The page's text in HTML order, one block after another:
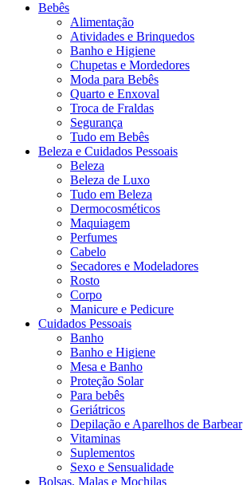
Bebês
Alimentação
Atividades e Brinquedos
Banho e Higiene
Chupetas e Mordedores
Moda para Bebês
Quarto e Enxoval
Troca de Fraldas
Segurança
Tudo em Bebês
Beleza e Cuidados Pessoais
Beleza
Beleza de Luxo
Tudo em Beleza
Dermocosméticos
Maquiagem
Perfumes
Cabelo
Secadores e Modeladores
Rosto
Corpo
Manicure e Pedicure
Cuidados Pessoais
Banho
Banho e Higiene
Mesa e Banho
Proteção Solar
Para bebês
Geriátricos
Depilação e Aparelhos de Barbear
Vitaminas
Suplementos
Sexo e Sensualidade
Bolsas, Malas e Mochilas